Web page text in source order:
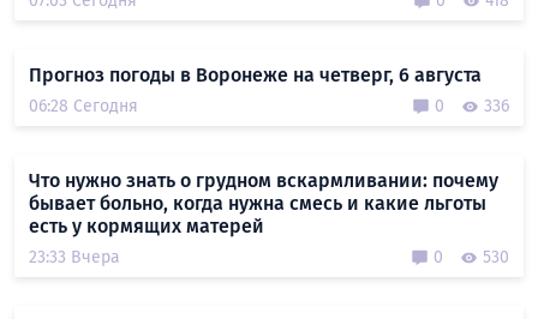
Прогноз погоды в Воронеже на четверг, 6 августа
06:28 Сегодня 0 336
Что нужно знать о грудном вскармливании: почему
бывает больно, когда нужна смесь и какие льготы
есть у кормящих матерей
23:33 Вчера 0 530